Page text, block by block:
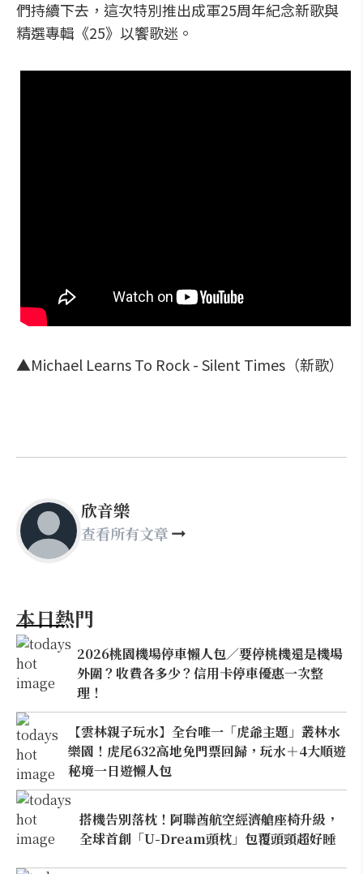
們持續下去，這次特別推出成軍25周年紀念新歌與
精選專輯《25》以饗歌迷。
▲Michael Learns To Rock - Silent Times（新歌）
欣音樂
查看所有文章
本日熱門
2026桃園機場停車懶人包／要停桃機還是機場
外圍？收費各多少？信用卡停車優惠一次整
理！
【雲林親子玩水】全台唯一「虎爺主題」叢林水
樂園！虎尾632高地免門票回歸，玩水＋4大順遊
秘境一日遊懶人包
搭機告別落枕！阿聯酋航空經濟艙座椅升級，
全球首創「U-Dream頭枕」包覆頭頸超好睡